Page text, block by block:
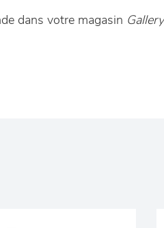
dans votre magasin